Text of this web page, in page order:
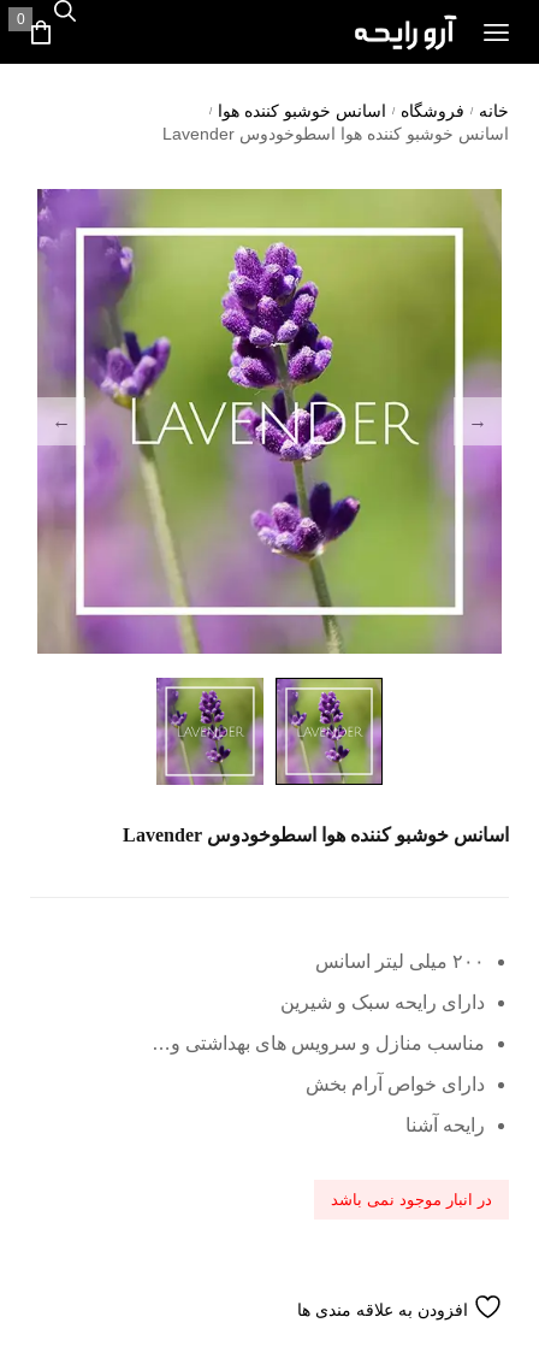
0
خانه / فروشگاه / اسانس خوشبو کننده هوا /
اسانس خوشبو کننده هوا اسطوخودوس Lavender
اسانس خوشبو کننده هوا اسطوخودوس Lavender
۲۰۰ میلی لیتر اسانس
دارای رایحه سبک و شیرین
مناسب منازل و سرویس های بهداشتی و…
دارای خواص آرام بخش
رایحه آشنا
در انبار موجود نمی باشد
افزودن به علاقه مندی ها